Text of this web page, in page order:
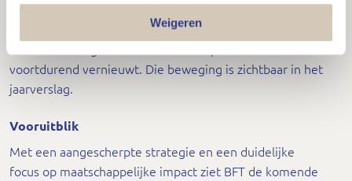
Weigeren
een belangrijk instrument: terughoudend waar
mogelijk, doortastend waar nodig. Tegelijkertijd vraagt
voortdurend vernieuwt. Die beweging is zichtbaar in het
jaarverslag.
Vooruitblik
Met een aangescherpte strategie en een duidelijke
focus op maatschappelijke impact ziet BFT de komende